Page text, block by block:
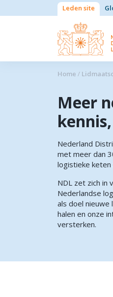
Leden site
Home /
Meer
Nederland
met meer dan
logistieke
NDL zet zich in
Nederlandse
als doel nieuwe
halen en onze
versterken.